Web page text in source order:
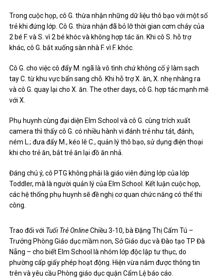
Trong cuộc họp, cô G. thừa nhận những dữ liệu thô bạo với một số
trẻ khi đứng lớp. Cô G. thừa nhận đã bỏ lỡ thời gian cơm cháy của
2 bé F. và S. vì 2 bé khóc và không hợp tác ăn. Khi cô S. hỗ trợ
khác, cô G. bắt xuống sàn nhà F. vì F. khóc.
Cô G. cho việc cô đẩy M. ngã là vô tình chứ không cố ý làm sạch
tay C. từ khu vực bẩn sang chỗ. Khi hỗ trợ X. ăn, X. nhẹ nhàng ra
và cô G. quay lại cho X. ăn. The other days, cô G. hợp tác mạnh mẽ
với X.
Phụ huynh cùng đại diện Elm School và cô G. cùng trích xuất
camera thì thấy cô G. có nhiều hành vi đánh trẻ như tát, đánh,
ném L.; đưa đẩy M., kéo lê C., quản lý thô bạo, sử dụng điện thoại
khi cho trẻ ăn, bắt trẻ ăn lại đồ ăn nhả.
Đáng chú ý, cô PTG không phải là giáo viên đứng lớp của lớp
Toddler, mà là người quản lý của Elm School. Kết luận cuộc họp,
các hệ thống phụ huynh sẽ đề nghị cơ quan chức năng có thể thi
công.
Trao đổi với Tuổi Trẻ OnlineChiều 3-10, bà Đặng Thị Cẩm Tú –
Trưởng Phòng Giáo dục mầm non, Sở Giáo dục và Đào tạo TP Đà
Nẵng – cho biết Elm School là nhóm lớp độc lập tư thục, do
phường cấp giấy phép hoạt động. Hiện vừa nắm được thông tin
trên và yêu cầu Phòng giáo dục quận Cẩm Lệ báo cáo.